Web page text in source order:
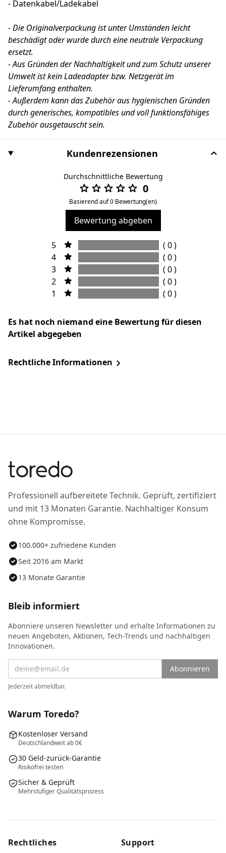
- Datenkabel/Ladekabel
- Die Originalverpackung ist unter Umständen leicht
beschädigt oder wurde durch eine neutrale Verpackung
ersetzt.
- Aus Gründen der Nachhaltigkeit und zum Schutz unserer
Umwelt ist kein Ladeadapter bzw. Netzgerät im
Lieferumfang enthalten.
- Außerdem kann das Zubehör aus hygienischen Gründen
durch generisches, kompatibles und voll funktionsfähiges
Zubehör ausgetauscht sein.
Kundenrezensionen
Durchschnittliche Bewertung
0
Basierend auf 0 Bewertung(en)
Bewertung abgeben
5
( 0 )
4
( 0 )
3
( 0 )
2
( 0 )
1
( 0 )
Es hat noch niemand eine Bewertung für diesen
Artikel abgegeben
Rechtliche Informationen
Professionell aufbereitete Technik. Geprüft, zertifiziert
und mit 13 Monaten Garantie. Nachhaltiger Konsum
ohne Kompromisse.
100.000+ zufriedene Kunden
Seit 2016 am Markt
13 Monate Garantie
Bleib informiert
Abonniere unseren Newsletter und erhalte Informationen zu
neuen Angeboten, Aktionen, Tech-Trends und nachhaltigen
Innovationen.
Abonnieren
Jederzeit abmeldbar.
Warum Toredo?
Kostenloser Versand
Deutschlandweit ab 0€
30 Geld-zurück-Garantie
Risikofrei testen
Sicher & Geprüft
Mehrstufiger Qualitätsprozess
Rechtliches Support